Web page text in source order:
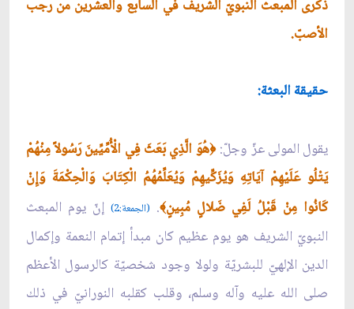
ذكرى المبعث النبويّ الشريف في السابع والعشرين من رجب
الأصبّ.
حقيقة البعثة:
يقول المولى عزّ وجلّ: ﴿هُوَ الَّذِي بَعَثَ فِي الْأُمِّيِّينَ رَسُولاً مِنْهُمْ
يَتْلُو عَلَيْهِمْ آيَاتِهِ وَيُزَكِّيهِمْ وَيُعَلِّمُهُمُ الْكِتَابَ وَالْحِكْمَةَ وَإِنْ
كَانُوا مِنْ قَبْلُ لَفِي ضَلالٍ مُبِينٍ﴾. (الجمعة:2)
إنّ يوم المبعث
النبويّ الشريف هو يوم عظيم كان مبدأ إتمام النعمة وإكمال
الدين الإلهيّ للبشريّة ولولا وجود شخصيّة كالرسول الأعظم
صلى الله عليه وآله وسلم، وقلب كقلبه النورانيّ في ذلك